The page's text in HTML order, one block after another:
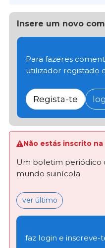
Insere um novo
Para fazeres
utilizador registado
Regista-te
Não estás inscrito
Um boletim periódico
mundo suinícola
ver último
faz login e inscreve-